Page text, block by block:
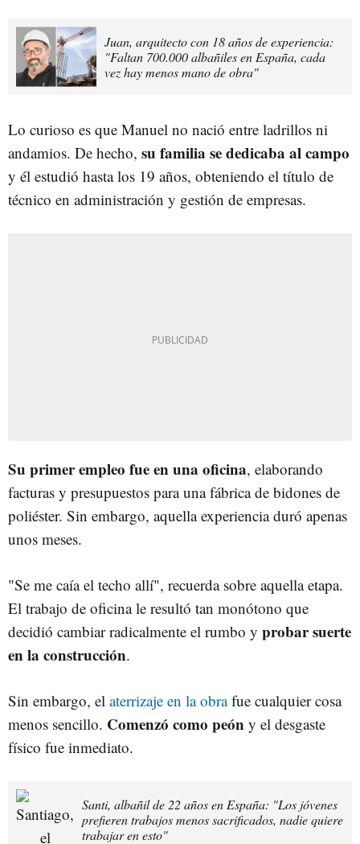
Juan, arquitecto con 18 años de experiencia:
"Faltan 700.000 albañiles en España, cada
vez hay menos mano de obra"
Lo curioso es que Manuel no nació entre ladrillos ni
andamios. De hecho, su familia se dedicaba al campo
y él estudió hasta los 19 años, obteniendo el título de
técnico en administración y gestión de empresas.
Su primer empleo fue en una oficina, elaborando
facturas y presupuestos para una fábrica de bidones de
poliéster. Sin embargo, aquella experiencia duró apenas
unos meses.
"Se me caía el techo allí", recuerda sobre aquella etapa.
El trabajo de oficina le resultó tan monótono que
decidió cambiar radicalmente el rumbo y probar suerte
en la construcción.
Sin embargo, el aterrizaje en la obrafue cualquier cosa
menos sencillo. Comenzó como peón y el desgaste
físico fue inmediato.
Santi, albañil de 22 años en España: "Los jóvenes
prefieren trabajos menos sacrificados, nadie quiere
trabajar en esto"